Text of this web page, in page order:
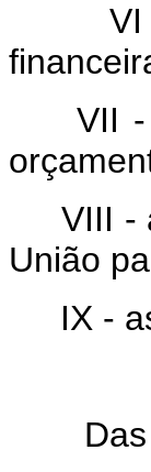
VII
VIII -
União
IX -